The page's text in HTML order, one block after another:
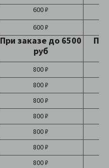
600 ₽
600 ₽
При заказе до 6500
руб
800 ₽
800 ₽
800 ₽
800 ₽
800 ₽
800 ₽
800 ₽